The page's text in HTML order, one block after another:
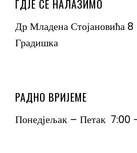
ГДЈЕ СЕ НАЛАЗИМО
Др Младена Стојановића 8
Градишка
РАДНО ВРИЈЕМЕ
Понедјељак – Петак 7:00